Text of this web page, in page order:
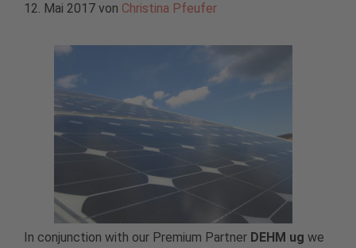
12. Mai 2017 von Christina Pfeufer
In conjunction with our Premium Partner DEHM ug we